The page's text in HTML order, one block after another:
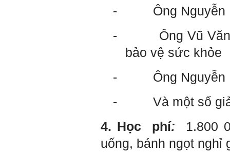
-
Ông
-
Ông Vũ
bảo vệ sức khỏe
-
Ông Nguyễn
-
Và một số
4. Học
phí:
1.800
uống, bánh ngọt nghỉ